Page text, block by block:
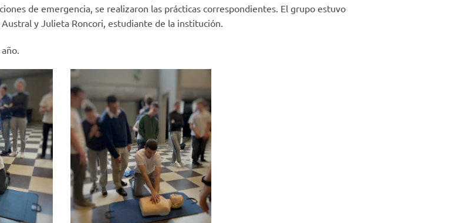
de emergencia, se realizaron las prácticas correspondientes. El grupo estuvo
y Julieta Roncori, estudiante de la institución.